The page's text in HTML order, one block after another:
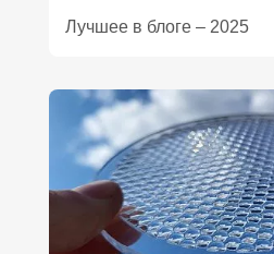
Лучшее в блоге – 2025